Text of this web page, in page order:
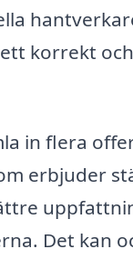
korrekt
in flera
erbjuder
Det kan